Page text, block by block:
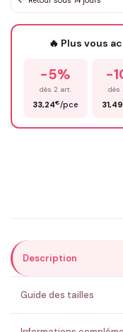
Votre texte / idée*
Prénom*
💚 Retour sous 24-48h🇫🇷
🔥 Plus vous
-5%
dès 2 art.
33,24€/pce
-
dès
31,49
Description
Guide des tailles